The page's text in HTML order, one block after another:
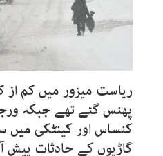
پھنس گئے تھے جبکہ
کنساس اور کینٹکی میں
گاڑیوں کے حادثات پیش